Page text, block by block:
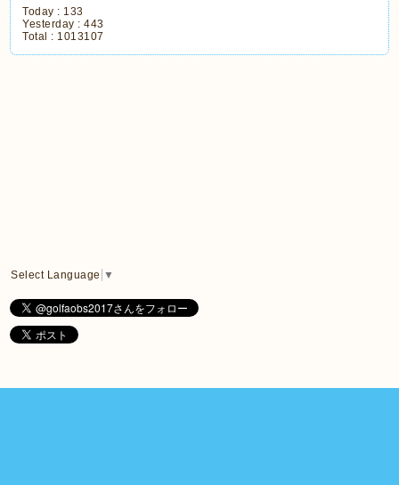
Today : 133
Yesterday :443
Total : 1013107
Select Language ▼